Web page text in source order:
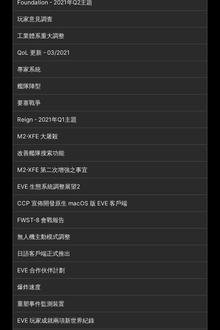
Foundation - 2021年Q2主題
玩家意見調查
工業體系重大調整
QoL 更新 - 03/2021
專家系統
艦隊陣型
要塞戰爭
Reign - 2021年Q1主題
M2-XFE 大屠殺
改善艦隊搜索功能
M2-XFE 第二次增強之事宜
EVE 生態系統調整展望2
CCP 宣佈開發原生 macOS 版 EVE 客戶端
FWST-8 會戰報告
無人機主動模式調整
日語客戶端正式推出
EVE 合作伙伴計劃
爆炸速度
重塑事件監測裝置
EVE 玩家成就兩項新世界紀錄